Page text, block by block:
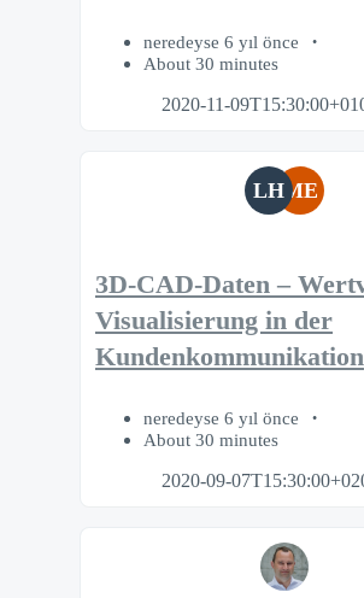
neredeyse 6 yıl önce
About 30 minutes
2020-11-
LHME
3D-CAD-Daten –
Visualisierung in der
Kundenkommunikation
neredeyse 6 yıl önce
About 30 minutes
2020-09-